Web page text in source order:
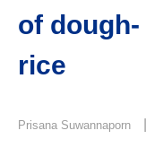
of
rice
Prisana Suwannaporn